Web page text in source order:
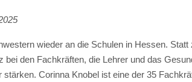
wieder an die Schulen in Hessen.
bei den Fachkräften, die Lehrer und das
Corinna Knobel ist eine der 35